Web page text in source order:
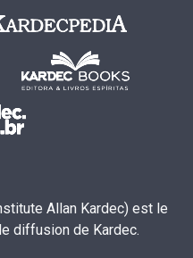
Allan Kardec) est le
diffusion de Kardec.